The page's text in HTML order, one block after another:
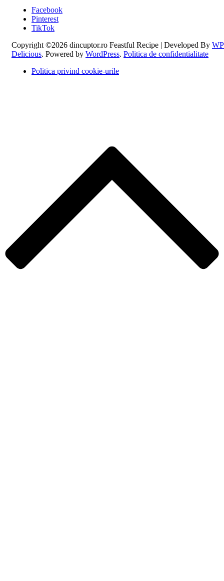
Facebook
Pinterest
TikTok
Copyright ©2026 dincuptor.ro Feastful Recipe | Developed By WP
Delicious. Powered by WordPress. Politica de confidentialitate
Politica privind cookie-urile